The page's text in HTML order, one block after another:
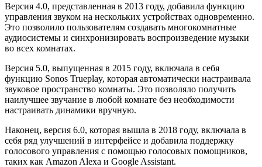
Версия 4.0, представленная в 2013 году, добавила функцию
управления звуком на нескольких устройствах одновременно.
Это позволило пользователям создавать многокомнатные
аудиосистемы и синхронизировать воспроизведение музыки
во всех комнатах.
Версия 5.0, выпущенная в 2015 году, включала в себя
функцию Sonos Trueplay, которая автоматически настраивала
звуковое пространство комнаты. Это позволяло получить
наилучшее звучание в любой комнате без необходимости
настраивать динамики вручную.
Наконец, версия 6.0, которая вышла в 2018 году, включала в
себя ряд улучшений в интерфейсе и добавила поддержку
голосового управления с помощью голосовых помощников,
таких как Amazon Alexa и Google Assistant.